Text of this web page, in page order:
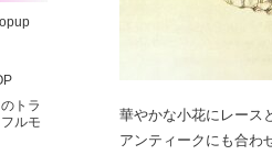
華やかな小花にレース
アンティークにも合わ
トラ
ルモ